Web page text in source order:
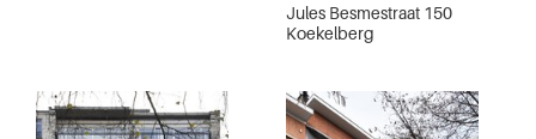
Jules Besmestraat 150
Koekelberg